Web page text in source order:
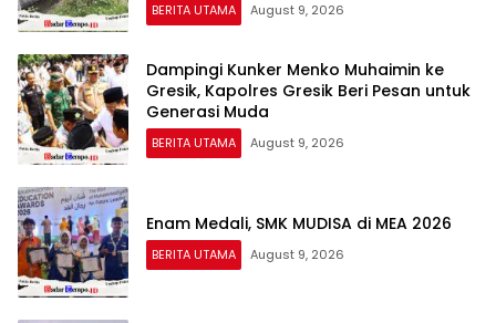
BERITA UTAMA August 9, 2026
Dampingi Kunker Menko Muhaimin ke
Gresik, Kapolres Gresik Beri Pesan untuk
Generasi Muda
BERITA UTAMA August 9, 2026
Enam Medali, SMK MUDISA di MEA 2026
BERITA UTAMA August 9, 2026